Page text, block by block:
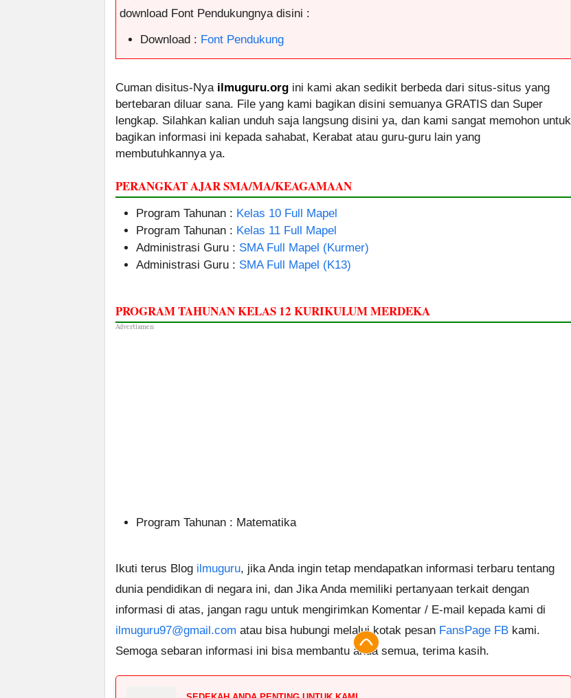
download Font Pendukungnya disini :
Download : Font Pendukung
Cuman disitus-Nya ilmuguru.org ini kami akan sedikit berbeda dari situs-situs yang
bertebaran diluar sana. File yang kami bagikan disini semuanya GRATIS dan Super
lengkap. Silahkan kalian unduh saja langsung disini ya, dan kami sangat memohon untuk
bagikan informasi ini kepada sahabat, Kerabat atau guru-guru lain yang
membutuhkannya ya.
PERANGKAT AJAR SMA/MA/KEAGAMAAN
Program Tahunan : Kelas 10 Full Mapel
Program Tahunan : Kelas 11 Full Mapel
Administrasi Guru : SMA Full Mapel (Kurmer)
Administrasi Guru : SMA Full Mapel (K13)
PROGRAM TAHUNAN KELAS 12 KURIKULUM MERDEKA
Advertismen
Program Tahunan : Matematika
Ikuti terus Blog ilmuguru, jika Anda ingin tetap mendapatkan informasi terbaru tentang
dunia pendidikan di negara ini, dan Jika Anda memiliki pertanyaan terkait dengan
informasi di atas, jangan ragu untuk mengirimkan Komentar / E-mail kepada kami di
ilmuguru97@gmail.com atau bisa hubungi melalui kotak pesan FansPage FB kami.
Semoga sebaran informasi ini bisa membantu anda semua, terima kasih.